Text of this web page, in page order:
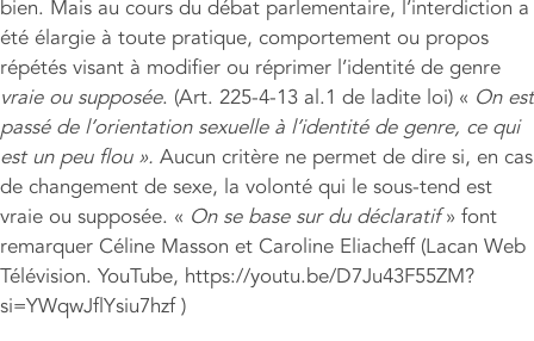
bien. Mais au cours du débat parlementaire, l’interdiction a
été élargie à toute pratique, comportement ou propos
répétés visant à modifier ou réprimer l’identité de genre
vraie ou supposée. (Art. 225-4-13 al.1 de ladite loi) « On est
passé de l’orientation sexuelle à l’identité de genre, ce qui
est un peu flou ». Aucun critère ne permet de dire si, en cas
de changement de sexe, la volonté qui le sous-tend est
vraie ou supposée. « On se base sur du déclaratif» font
remarquer Céline Masson et Caroline Eliacheff (Lacan Web
Télévision. YouTube, https://youtu.be/D7Ju43F55ZM?
si=YWqwJflYsiu7hzf )